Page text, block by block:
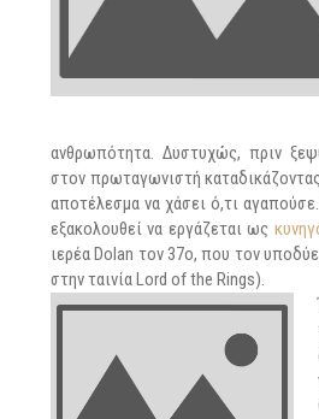
ανθρωπότητα. Δυστυχώς, πριν
στον πρωταγωνιστή
αποτέλεσμα να χάσει ό,τι
εξακολουθεί να εργάζεται ως
ιερέα Dolan τον 37ο, που τον
στην ταινία Lord of the Rings).